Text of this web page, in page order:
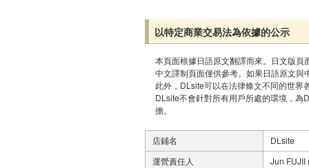
以特定商業交易法為依據的公示
本頁面根據日語原文翻譯而來。日文版頁
中文譯制頁面僅供參考。如果日語原文
此外，DLsite可以在法律條文不同的世
DLsite不會針對所有用戶所處的環境，
擔。
店鋪名
DLsite
運營責任人
Jun FUJII